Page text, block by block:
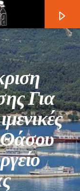
Για
Θάσου